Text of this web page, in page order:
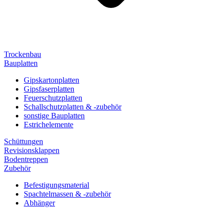
Trockenbau
Bauplatten
Gipskartonplatten
Gipsfaserplatten
Feuerschutzplatten
Schallschutzplatten & -zubehör
sonstige Bauplatten
Estrichelemente
Schüttungen
Revisionsklappen
Bodentreppen
Zubehör
Befestigungsmaterial
Spachtelmassen & -zubehör
Abhänger